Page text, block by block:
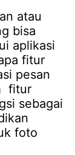
atau
bisa
aplikasi
fitur
pesan
fitur
sebagai
foto